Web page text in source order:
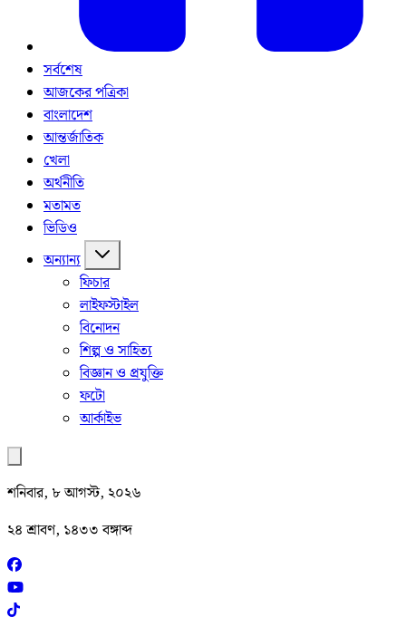
সর্বশেষ
আজকের পত্রিকা
বাংলাদেশ
আন্তর্জাতিক
খেলা
অর্থনীতি
মতামত
ভিডিও
অন্যান্য
ফিচার
লাইফস্টাইল
বিনোদন
শিল্প ও সাহিত্য
বিজ্ঞান ও প্রযুক্তি
ফটো
আর্কাইভ
শনিবার, ৮ আগস্ট, ২০২৬
২৪ শ্রাবণ, ১৪৩৩ বঙ্গাব্দ